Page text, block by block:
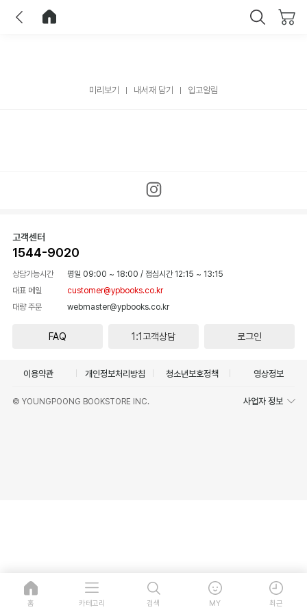
미리보기 내서재 담기 입고알림
고객센터
1544-9020
상담가능시간 평일 09:00 ~ 18:00 / 점심시간 12:15 ~ 13:15
대표 메일
customer@ypbooks.co.kr
대량 주문
webmaster@ypbooks.co.kr
FAQ 1:1고객상담 로그인
이용약관 개인정보처리방침 청소년보호정책 영상정보
© YOUNGPOONG BOOKSTORE INC. 사업자 정보
홈 카테고리 검색 MY 최근